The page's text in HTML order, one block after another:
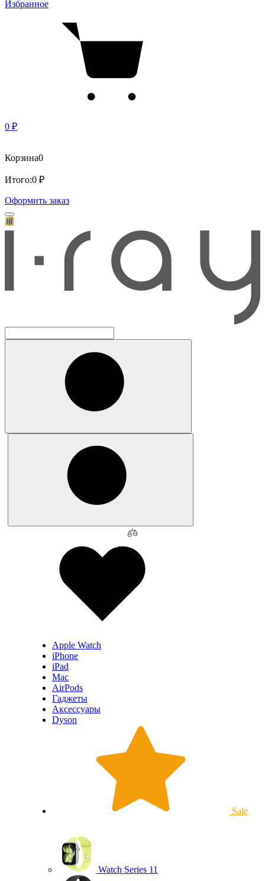
Избранное
0 ₽
Корзина0
Итого:0 ₽
Оформить заказ
Apple Watch
iPhone
iPad
Mac
AirPods
Гаджеты
Аксессуары
Dyson
Sale
Watch Series 11